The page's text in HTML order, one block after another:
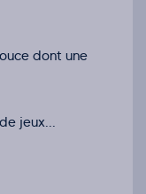
dont une
jeux...